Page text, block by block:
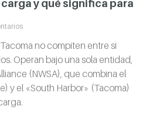
y qué significa para
no compiten entre sí
Operan bajo una sola entidad,
(NWSA), que combina el
y el «South Harbor» (Tacoma)